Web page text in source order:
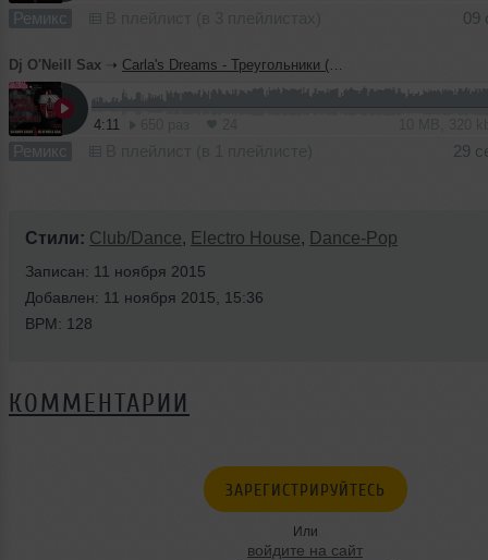
Ремикс 09
Dj O'Neill Sax ➝ Carla's Dreams - Треугольники (Dj Andy Light & Dj O'Neill Sax Official Remix)
4:11
Ремикс 29
Стили: Club/Dance, Electro House, Dance-Pop
Записан: 11 ноября 2015
Добавлен: 11 ноября 2015, 15:36
BPM: 128
КОММЕНТАРИИ
ЗАРЕГИСТРИРУЙТЕСЬ
Или
войдите на сайт